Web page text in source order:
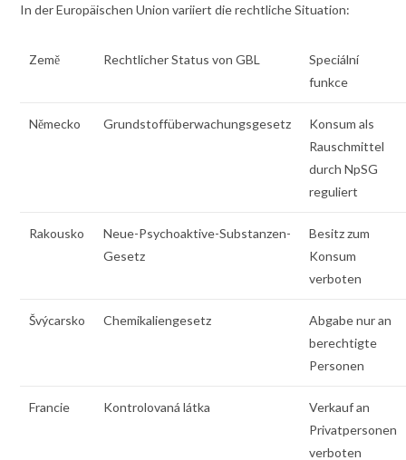
In der Europäischen Union variiert die rechtliche Situation:
Země Rechtlicher Status von GBL
Speciální
funkce
Německo Grundstoffüberwachungsgesetz
Konsum als
Rauschmittel
durch NpSG
reguliert
Rakousko
Neue-Psychoaktive-Substanzen-
Gesetz
Besitz zum
Konsum
verboten
Švýcarsko Chemikaliengesetz
Abgabe nur an
berechtigte
Personen
Francie Kontrolovaná látka
Verkauf an
Privatpersonen
verboten